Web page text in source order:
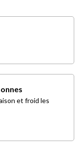
et froid les